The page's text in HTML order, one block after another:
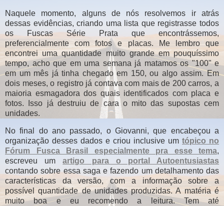
Naquele momento, alguns de nós resolvemos ir atrás
dessas evidências, criando uma lista que registrasse todos
os Fuscas Série Prata que encontrássemos,
preferencialmente com fotos e placas. Me lembro que
encontrei uma quantidade muito grande em pouquíssimo
tempo, acho que em uma semana já matamos os "100" e
em um mês já tinha chegado em 150, ou algo assim. Em
dois meses, o registro já contava com mais de 200 carros, a
maioria esmagadora dos quais identificados com placa e
fotos. Isso já destruiu de cara o mito das supostas cem
unidades.
No final do ano passado, o Giovanni, que encabeçou a
organização desses dados e criou inclusive um tópico no
Fórum Fusca Brasil especialmente pra esse tema,
escreveu umartigo para o portal Autoentusiastas
contando sobre essa saga e fazendo um detalhamento das
características da versão, com a informação sobre a
possível quantidade de unidades produzidas. A matéria é
muito boa e eu recomendo a leitura. Tem até